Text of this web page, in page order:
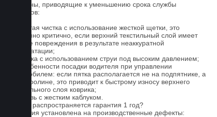
Причины, приводящие к уменьшению срока службы
ковриков:
1. Частая чистка с использование жесткой щетки, это
особенно критично, если верхний текстильный слой имеет
мелкие повреждения в результате неаккуратной
эксплуатации;
2. Мойка с использованием струи под высоким давлением;
3. Особенности посадки водителя при управлении
автомобилем: если пятка располагается не на подпятнике, а
на ковролине, это приводит к быстрому износу верхнего
текстильного слоя коврика;
4. Обувь с жестким каблуком.
На что распространяется гарантия 1 год?
Гарантия установлена на производственные дефекты: